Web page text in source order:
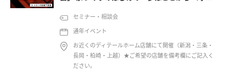
セミナー・相談会
通年イベント
お近くのディテールホーム店舗にて開催（新潟・三条・
長岡・柏崎・上越）★ご希望の店舗を備考欄にご記入く
ださい。